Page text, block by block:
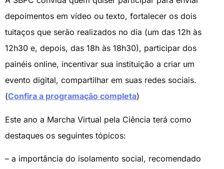
depoimentos em vídeo ou texto, fortalecer os dois
tuitaços que serão realizados no dia (um das 12h às
12h30 e, depois, das 18h às 18h30), participar dos
painéis online, incentivar sua instituição a criar um
evento digital, compartilhar em suas redes sociais.
(Confira a programação completa)
Este ano a Marcha Virtual pela Ciência terá como
destaques os seguintes tópicos:
– a importância do isolamento social, recomendado